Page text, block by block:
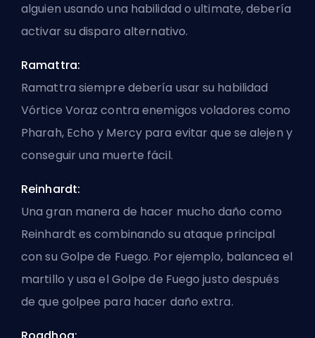
alguien usando una habilidad o ultimate, debería
activar su disparo alternativo.
Ramattra:
Ramattra siempre debería usar su habilidad
Vórtice Voraz contra enemigos voladores como
Pharah, Echo y Mercy para evitar que se alejen y
conseguir una muerte fácil.
Reinhardt:
Una gran manera de hacer mucho daño como
Reinhardt es combinando su ataque principal
con su Golpe de Fuego. Por ejemplo, balancea el
martillo y usa el Golpe de Fuego justo después
de que golpee para hacer daño extra.